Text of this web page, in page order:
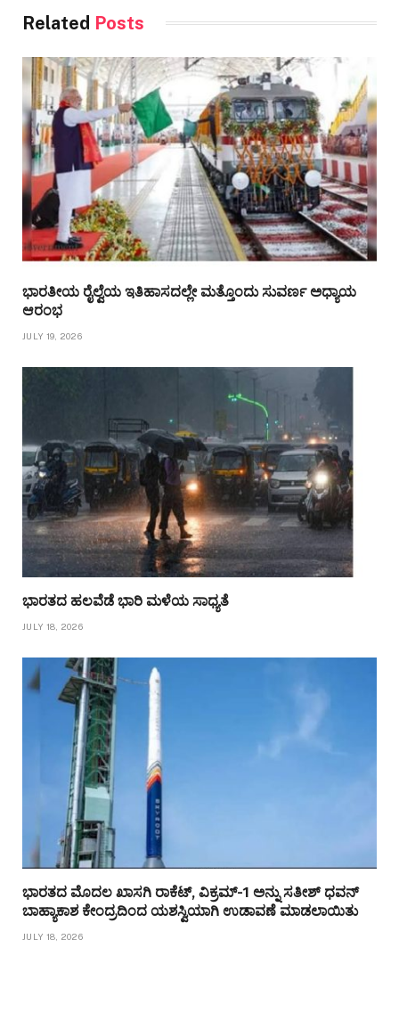
Related Posts
ಭಾರತೀಯ ರೈಲ್ವೆಯ ಇತಿಹಾಸದಲ್ಲೇ ಮತ್ತೊಂದು ಸುವರ್ಣ ಅಧ್ಯಾಯ
ಆರಂಭ
JULY 19, 2026
ಭಾರತದ ಹಲವೆಡೆ ಭಾರಿ ಮಳೆಯ ಸಾಧ್ಯತೆ
JULY 18, 2026
ಭಾರತದ ಮೊದಲ ಖಾಸಗಿ ರಾಕೆಟ್, ವಿಕ್ರಮ್-1 ಅನ್ನು ಸತೀಶ್ ಧವನ್
ಬಾಹ್ಯಾಕಾಶ ಕೇಂದ್ರದಿಂದ ಯಶಸ್ವಿಯಾಗಿ ಉಡಾವಣೆ ಮಾಡಲಾಯಿತು
JULY 18, 2026